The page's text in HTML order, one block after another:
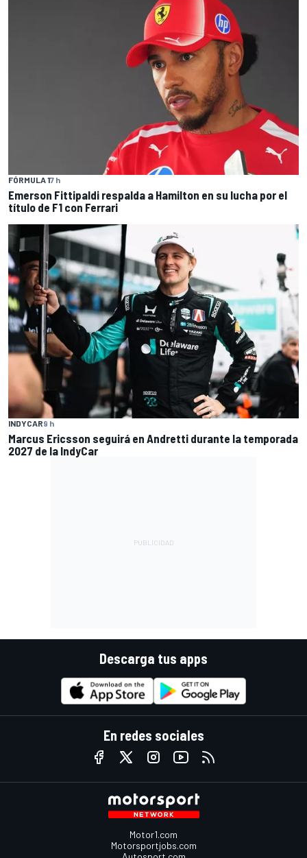
FÓRMULA 17 h
Emerson Fittipaldi respalda a Hamilton en su lucha por el
título de F1 con Ferrari
INDYCAR9 h
Marcus Ericsson seguirá en Andretti durante la temporada
2027 de la IndyCar
Descarga tus apps
En redes sociales
Motor1.com
Motorsportjobs.com